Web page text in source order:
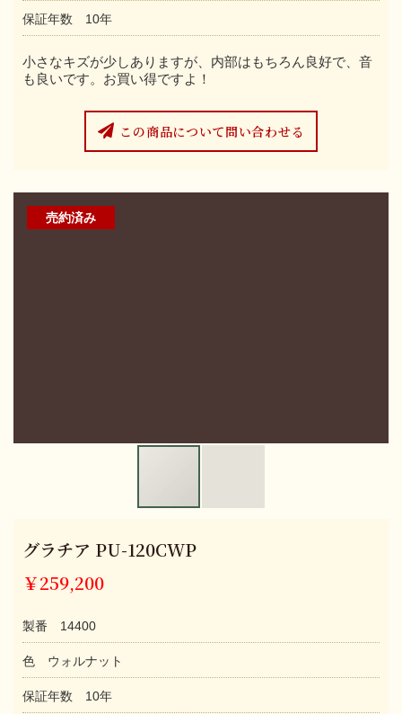
保証年数 10年
小さなキズが少しありますが、内部はもちろん良好で、音
も良いです。お買い得ですよ！
この商品について問い合わせる
売約済み
グラチア PU-120CWP
￥259,200
製番 14400
色 ウォルナット
保証年数 10年